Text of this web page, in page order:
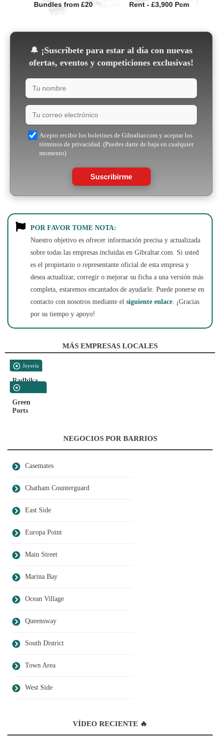
Bundles from £20
Rent - £3,900 Pcm
🔔 ¡Suscríbete para estar al día con nuevas
ofertas, eventos y competiciones exclusivas!
Acepto recibir los boletines de Gibraltar.com y aceptar los
términos de privacidad. (Puedes darte de baja en cualquier
momento)
Suscribirme
POR FAVOR TOME NOTA:
Nuestro objetivo es ofrecer información precisa y actualizada
sobre todas las empresas incluidas en Gibraltar.com. Si usted
es el propietario o representante oficial de esta empresa y
desea actualizar, corregir o mejorar su ficha a una versión más
completa, estaremos encantados de ayudarle. Puede ponerse en
contacto con nosotros mediante el siguiente enlace. ¡Gracias
por su tiempo y apoyo!
MÁS EMPRESAS LOCALES
Joyería
Radhika
Marítimo
Green
Ports
NEGOCIOS POR BARRIOS
Casemates
Chatham Counterguard
East Side
Europa Point
Main Street
Marina Bay
Ocean Village
Queensway
South District
Town Area
West Side
VÍDEO RECIENTE 🔥